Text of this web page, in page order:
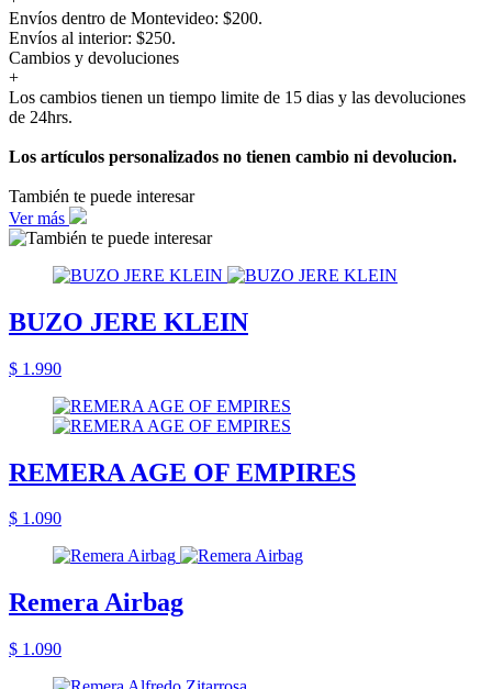
Envíos dentro de Montevideo: $200.
Envíos al interior: $250.
Cambios y devoluciones
+
Los cambios tienen un tiempo limite de 15 dias y las devoluciones
de 24hrs.
Los artículos personalizados no tienen cambio ni devolucion.
También te puede interesar
Ver más
BUZO JERE KLEIN
$ 1.990
REMERA AGE OF EMPIRES
$ 1.090
Remera Airbag
$ 1.090